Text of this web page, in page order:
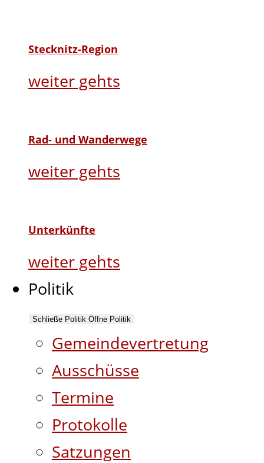
Stecknitz-Region
weiter gehts
Rad- und Wanderwege
weiter gehts
Unterkünfte
weiter gehts
Politik
Schließe Politik Öffne Politik
Gemeindevertretung
Ausschüsse
Termine
Protokolle
Satzungen